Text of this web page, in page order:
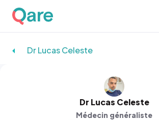
Dr Lucas Celeste
Dr Lucas Celeste
Médecin généraliste